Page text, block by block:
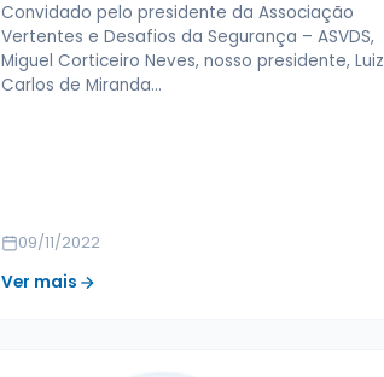
Convidado pelo presidente da Associação
Vertentes e Desafios da Segurança – ASVDS,
Miguel Corticeiro Neves, nosso presidente, Luiz
Carlos de Miranda…
09/11/2022
Ver mais